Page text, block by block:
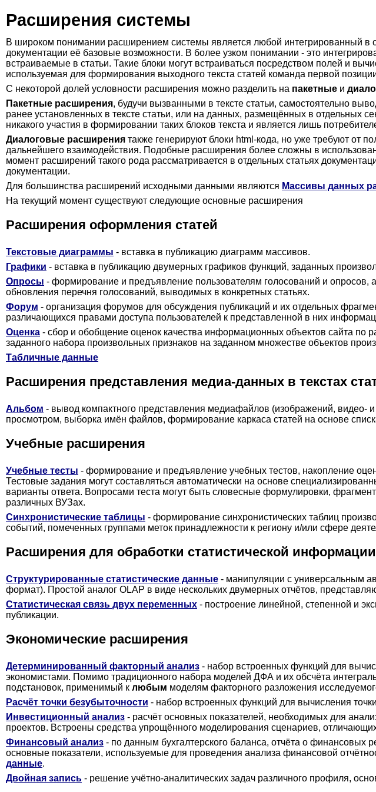
Расширения системы
В широком понимании расширением системы является любой интегрированный
документации её базовые возможности. В более узком понимании - это
встраиваемые в статьи. Такие блоки могут встраиваться посредством полей и
используемая для формирования выходного текста статей команда первой
С некоторой долей условности расширения можно разделить на пакетные и
Пакетные расширения, будучи вызванными в тексте статьи, самостоятельно
ранее установленных в тексте статьи, или на данных, размещённых в отдельных
никакого участия в формировании таких блоков текста и является лишь
Диалоговые расширения также генерируют блоки html-кода, но уже требуют от
дальнейшего взаимодействия. Подобные расширения более сложны в
момент расширений такого рода рассматривается в отдельных статьях
документации.
Для большинства расширений исходными данными являются Массивы данных
На текущий момент существуют следующие основные расширения
Расширения оформления статей
Текстовые диаграммы - вставка в публикацию диаграмм массивов.
Графики - вставка в публикацию двумерных графиков функций, заданных
Опросы - формирование и предъявление пользователям голосований и
обновления перечня голосований, выводимых в конкретных статьях.
Форум - организация форумов для обсуждения публикаций и их отдельных
различающихся правами доступа пользователей к представленной в них
Оценка - сбор и обобщение оценок качества информационных объектов сайта
заданного набора произвольных признаков на заданном множестве объектов
Табличные данные
Расширения представления медиа-данных в текстах
Альбом - вывод компактного представления медиафайлов (изображений,
просмотром, выборка имён файлов, формирование каркаса статей на основе
Учебные расширения
Учебные тесты - формирование и предъявление учебных тестов, накопление
Тестовые задания могут составляться автоматически на основе
варианты ответа. Вопросами теста могут быть словесные формулировки,
различных ВУЗах.
Синхронистические таблицы - формирование синхронистических таблиц
событий, помеченных группами меток принадлежности к региону и/или сфере
Расширения для обработки статистической информации
Структурированные статистические данные - манипуляции с универсальным
формат). Простой аналог OLAP в виде нескольких двумерных отчётов,
Статистическая связь двух переменных - построение линейной, степенной и
публикации.
Экономические расширения
Детерминированный факторный анализ - набор встроенных функций для
экономистами. Помимо традиционного набора моделей ДФА и их обсчёта
подстановок, применимый к любым моделям факторного разложения
Расчёт точки безубыточности - набор встроенных функций для вычисления
Инвестиционный анализ - расчёт основных показателей, необходимых для
проектов. Встроены средства упрощённого моделирования сценариев,
Финансовый анализ - по данным бухгалтерского баланса, отчёта о финансовых
основные показатели, используемые для проведения анализа финансовой
данные.
Двойная запись - решение учётно-аналитических задач различного профиля,